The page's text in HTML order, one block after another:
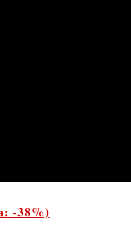
-38%)